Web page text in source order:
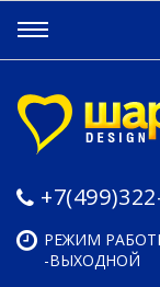
РЕЖИМ
-ВЫХОДНОЙ